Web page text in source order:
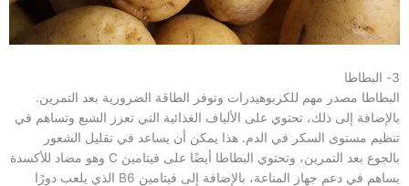
3- البطاطا
البطاطا مصدر مهم للكربوهيدرات وتوفر الطاقة الضرورية بعد التمرين.
بالإضافة إلى ذلك، تحتوي على الألياف الغذائية التي تعزز الشبع وتساهم في
تنظيم مستوى السكر في الدم. هذا يمكن أن يساعد في تقليل الشعور
بالجوع بعد التمرين، وتحتوي البطاطا أيضًا على فيتامين C وهو مضاد للأكسدة
يساهم في دعم جهاز المناعة، بالإضافة إلى فيتامين B6 الذي يلعب دورًا